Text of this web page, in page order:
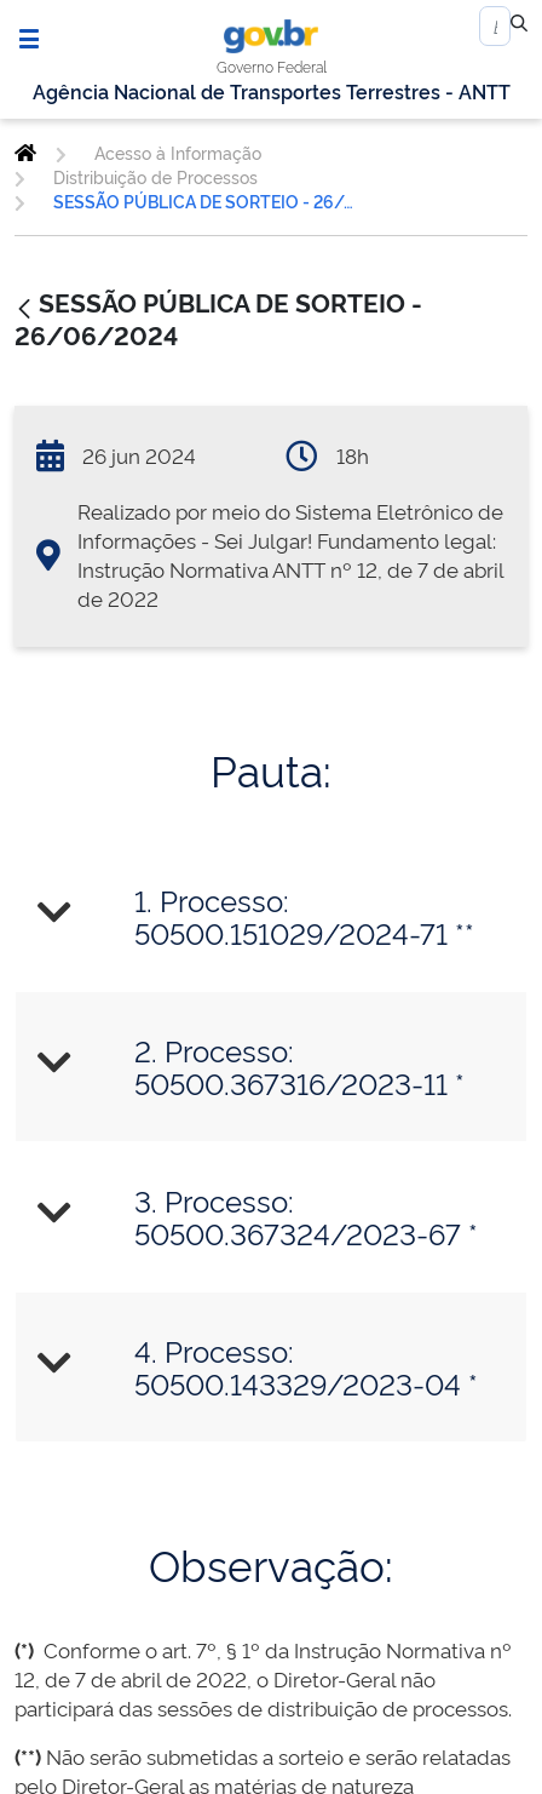
Governo Federal
Agência Nacional de Transportes Terrestres - ANTT
Acesso à Informação
Distribuição de Processos
SESSÃO PÚBLICA DE SORTEIO - 26/06/2024
SESSÃO PÚBLICA DE SORTEIO -
26/06/2024
26 jun 2024
18h
Realizado por meio do Sistema Eletrônico de
Informações - Sei Julgar! Fundamento legal:
Instrução Normativa ANTT nº 12, de 7 de abril
de 2022
Pauta:
1. Processo: ​
50500.151029/2024-71 **
2. Processo:
50500.367316/2023-11 *
3. Processo:
50500.367324/2023-67 *
4. Processo:
50500.143329/2023-04 *
Observação:
(*) Conforme o art. 7º, § 1º da Instrução Normativa nº
12, de 7 de abril de 2022, o Diretor-Geral não
participará das sessões de distribuição de processos.
(**) Não serão submetidas a sorteio e serão relatadas
pelo Diretor-Geral as matérias de natureza